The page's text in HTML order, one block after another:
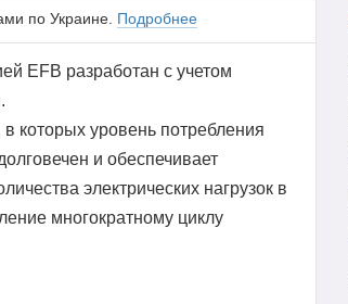
по Украине. Подробнее
EFB разработан с учетом
которых уровень потребления
и обеспечивает
электрических нагрузок в
многократному циклу